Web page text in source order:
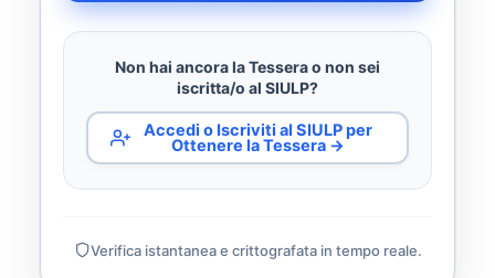
Non hai ancora la Tessera o non sei
iscritta/o al SIULP?
Accedi o Iscriviti al SIULP per
Ottenere la Tessera →
Verifica istantanea e crittografata in tempo reale.